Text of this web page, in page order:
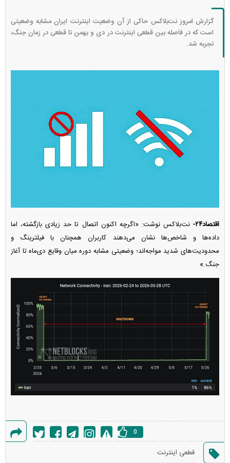
گزارش امروز نت‌بلاکس حاکی از آن وضعیت اینترنت ایران مشابه وضعیتی
است که در فاصله بین قطعی اینترنت در دی و بهمن تا قطعی در زمان جنگ،
تجربه شد.
اقتصاد۲۴-
نت‌بلاکس نوشت: «اگرچه اکنون اتصال تا حد زیادی بازگشته، اما
داده‌ها و شاخص‌ها نشان می‌دهند کاربران همچنان با فیلترینگ و
محدودیت‌های شدید مواجه‌اند؛ وضعیتی مشابه دوره‌ میان وقایع دی‌ماه تا آغاز
جنگ.»
خطا
0
قطعی اینترنت